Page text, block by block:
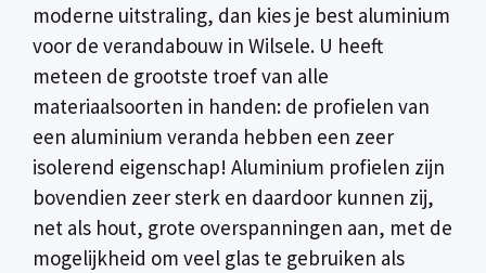
moderne uitstraling, dan kies je best aluminium
voor de verandabouw in Wilsele. U heeft
meteen de grootste troef van alle
materiaalsoorten in handen: de profielen van
een aluminium veranda hebben een zeer
isolerend eigenschap! Aluminium profielen zijn
bovendien zeer sterk en daardoor kunnen zij,
net als hout, grote overspanningen aan, met de
mogelijkheid om veel glas te gebruiken als